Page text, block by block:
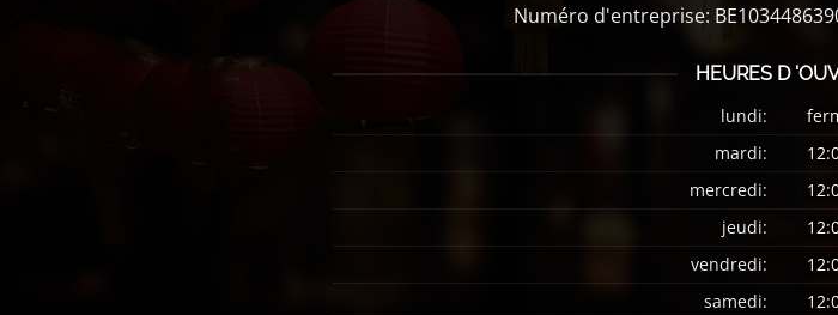
Numéro d'entreprise:
HEURES D
lundi:
mardi:
mercredi:
jeudi:
vendredi:
samedi: